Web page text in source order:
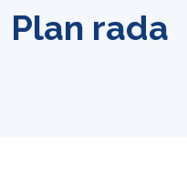
Plan rada